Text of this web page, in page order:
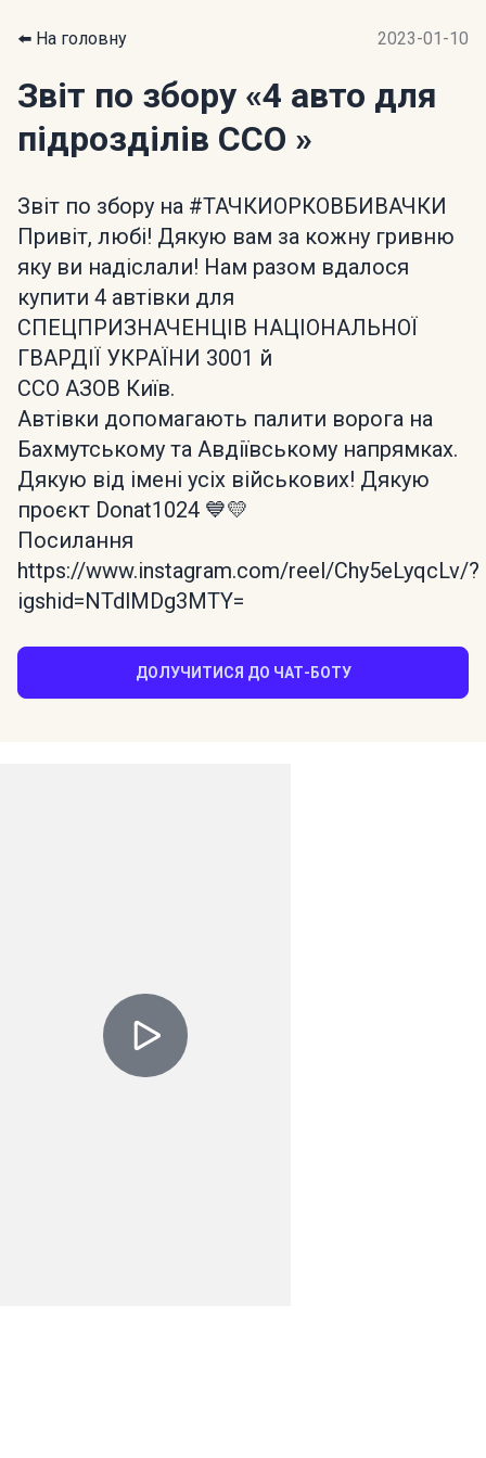
⬅️ На головну 2023-01-10
Звіт по збору «4 авто для
підрозділів ССО »
Звіт по збору на #ТАЧКИОРКОВБИВАЧКИ
Привіт, любі! Дякую вам за кожну гривню
яку ви надіслали! Нам разом вдалося
купити 4 автівки для
СПЕЦПРИЗНАЧЕНЦІВ НАЦІОНАЛЬНОЇ
ГВАРДІЇ УКРАЇНИ 3001 й
ССО АЗОВ Київ.
Автівки допомагають палити ворога на
Бахмутському та Авдіївському напрямках.
Дякую від імені усіх військових! Дякую
проєкт Donat1024 💙💛
Посилання
https://www.instagram.com/reel/Chy5eLyqcLv/?
igshid=NTdlMDg3MTY=
ДОЛУЧИТИСЯ ДО ЧАТ-БОТУ